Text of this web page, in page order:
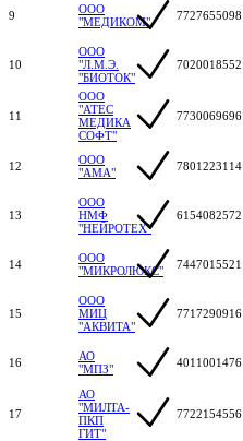
9
ООО
"МЕДИКОМ"
7727655098
10
ООО
"Л.М.Э.
"БИОТОК"
7020018552
11
ООО
"АТЕС
МЕДИКА
СОФТ"
7730069696
12
ООО
"АМА"
7801223114
13
ООО
НМФ
"НЕЙРОТЕХ"
6154082572
14
ООО
"МИКРОЛЮКС"
7447015521
15
ООО
МИЦ
"АКВИТА"
7717290916
16
АО
"МПЗ"
4011001476
17
АО
"МИЛТА-
ПКП
ГИТ"
7722154556